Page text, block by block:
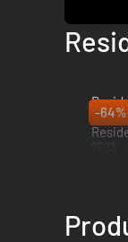
2027
-64%